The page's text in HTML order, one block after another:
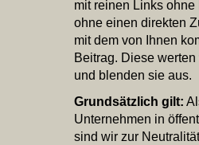
mit reinen Links ohne
ohne einen direkten
mit dem von Ihnen
Beitrag. Diese
und blenden sie aus.
Grundsätzlich gilt:
Unternehmen in
sind wir zur